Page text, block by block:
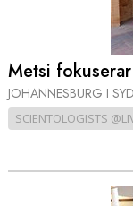
Metsi
JOHANNESBURG I
SCIENTOLOGISTS